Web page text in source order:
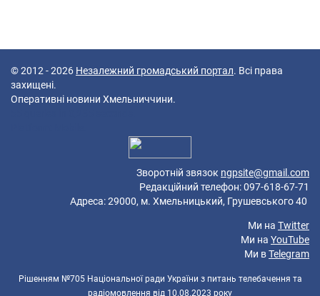
© 2012 - 2026 Незалежний громадський портал. Всі права
захищені.
Оперативні новини Хмельниччини.
Зворотній звязок ngpsite@gmail.com
Редакційний телефон: 097-618-67-71
Адреса: 29000, м. Хмельницький, Грушевського 40
Ми на Twitter
Ми на YouTube
Ми вTelegram
Рішенням №705 Національної ради України з питань телебачення та
радіомовлення від 10.08.2023 року